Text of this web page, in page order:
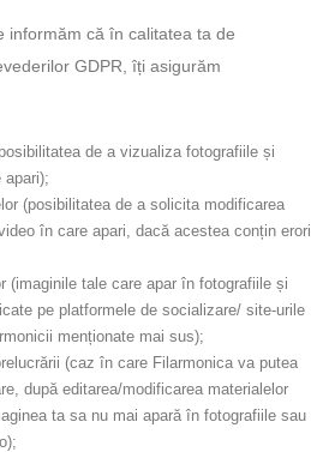
informăm că în calitatea ta de
GDPR, îți asigurăm
de a vizualiza fotografiile și
apari);
(posibilitatea de a solicita modificarea
în care apari, dacă acestea conțin erori
(imaginile tale care apar în fotografiile și
pe platformele de socializare/ site-urile
menționate mai sus);
(caz în care Filarmonica va putea
după editarea/modificarea materialelor
ta sa nu mai apară în fotografiile sau